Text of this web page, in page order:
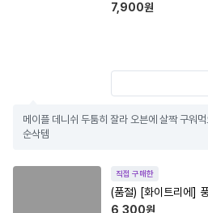
7,900원
메이플 데니쉬 두툼히 잘라 오븐에 살짝 구워
순삭템
직접 구매한
(품절) [화이트리에]
6,300원